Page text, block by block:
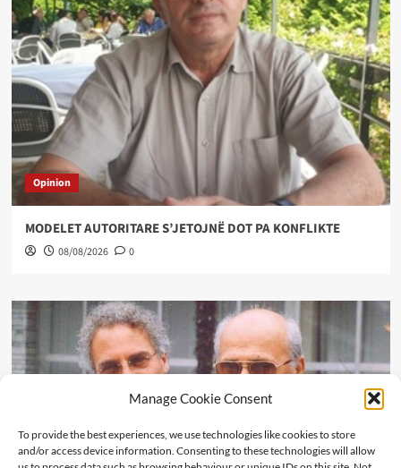
Manage Cookie Consent
To provide the best experiences, we use technologies like cookies to store
and/or access device information. Consenting to these technologies will allow
Opinion
MODELET AUTORITARE S’JETOJNË DOT PA KONFLIKTE
08/08/2026 0